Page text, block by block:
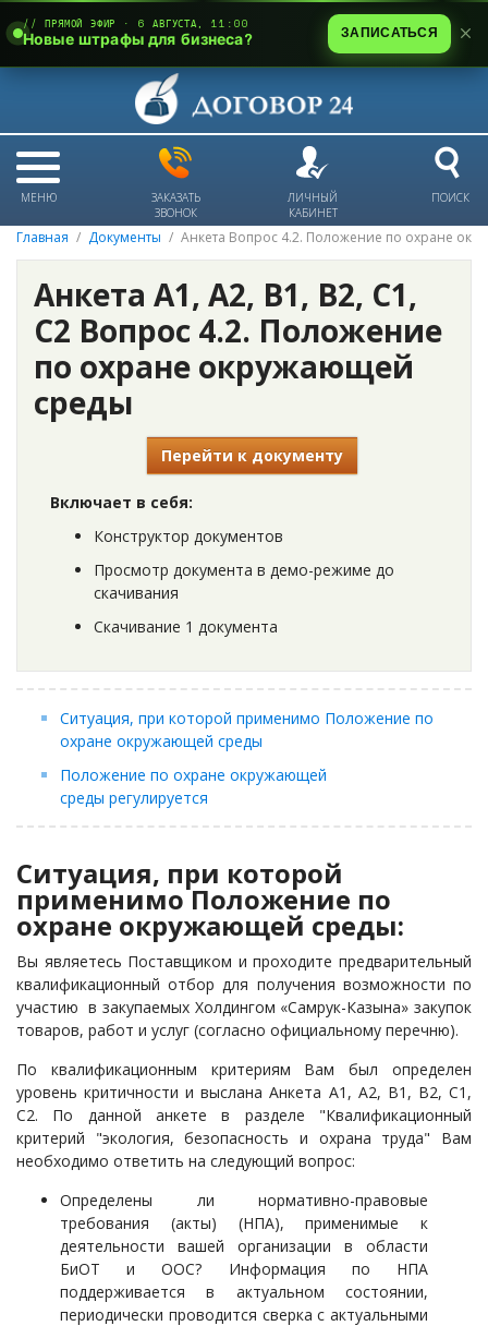
МЕНЮ
ЗАКАЗАТЬ
ЗВОНОК
ЛИЧНЫЙ
КАБИНЕТ
ПОИСК
Главная Документы Анкета Вопрос 4.2. Положение по охране
Анкета А1, А2, В1, В2, С1,
С2 Вопрос 4.2. Положение
по охране окружающей
среды
Перейти к документу
Включает в себя:
Конструктор документов
Просмотр документа в демо-режиме до
скачивания
Скачивание 1 документа
Ситуация, при которой применимо Положение по
охране окружающей среды
Положение по охране окружающей
среды регулируется
Ситуация, при которой
применимо Положение по
охране окружающей среды:
Вы являетесь Поставщиком и проходите предварительный
квалификационный отбор для получения возможности по
участию в закупаемых Холдингом «Самрук-Казына» закупок
товаров, работ и услуг (согласно официальному перечню).
По квалификационным критериям Вам был определен
уровень критичности и выслана Анкета А1, А2, В1, В2, С1,
С2. По данной анкете в разделе "Квалификационный
критерий "экология, безопасность и охрана труда" Вам
необходимо ответить на следующий вопрос:
Определены ли нормативно-правовые
требования (акты) (НПА), применимые к
деятельности вашей организации в области
БиОТ и ООС? Информация по НПА
поддерживается в актуальном состоянии,
периодически проводится сверка с актуальными
// ПРЯМОЙ ЭФИР · 6 АВГУСТА, 11:00
Новые штрафы для бизнеса? ЗАПИСАТЬСЯ